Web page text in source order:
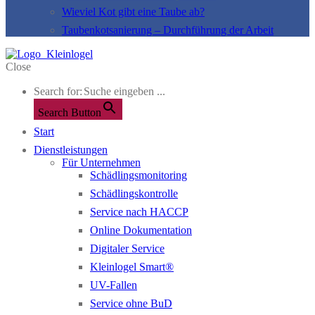
Wieviel Kot gibt eine Taube ab?
Taubenkotsanierung – Durchführung der Arbeit
Close
Search for:
Search Button
Start
Dienstleistungen
Für Unternehmen
Schädlingsmonitoring
Schädlingskontrolle
Service nach HACCP
Online Dokumentation
Digitaler Service
Kleinlogel Smart®
UV-Fallen
Service ohne BuD